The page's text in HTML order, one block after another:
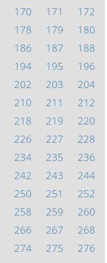
170 171
172
178 179
180
186 187
188
194 195
196
202 203
204
210 211
212
218 219
220
226 227
228
234 235
236
242 243
244
250 251
252
258 259
260
266 267
268
274 275
276